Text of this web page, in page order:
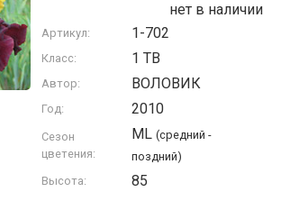
нет в наличии
Артикул: 1-702
Класс: 1 TB
Автор: ВОЛОВИК
Год: 2010
Сезон
цветения:
ML (средний -
поздний)
Высота:
85